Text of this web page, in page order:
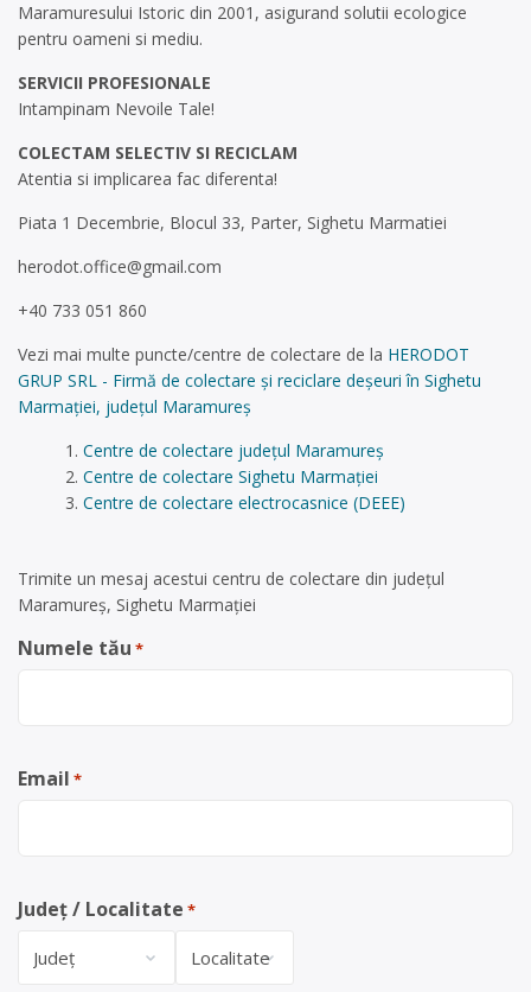
Maramuresului Istoric din 2001, asigurand solutii ecologice
pentru oameni si mediu.
SERVICII PROFESIONALE
Intampinam Nevoile Tale!
COLECTAM SELECTIV SI RECICLAM
Atentia si implicarea fac diferenta!
Piata 1 Decembrie, Blocul 33, Parter, Sighetu Marmatiei
herodot.office@gmail.com
+40 733 051 860
Vezi mai multe puncte/centre de colectare de la HERODOT
GRUP SRL - Firmă de colectare și reciclare deșeuri în Sighetu
Marmației, județul Maramureș
Centre de colectare județul Maramureș
Centre de colectare Sighetu Marmației
Centre de colectare electrocasnice (DEEE)
Trimite un mesaj acestui centru de colectare din județul
Maramureș, Sighetu Marmației
Numele tău *
Email *
Județ / Localitate *